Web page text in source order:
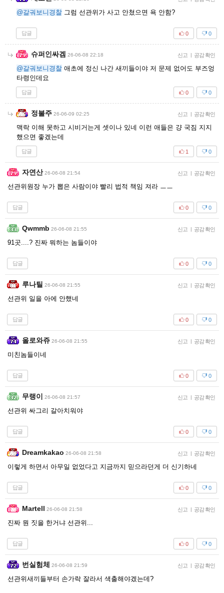
@갈궈보니경찰 그럼 선관위가 사고 안쳤으면 욕 안함?
답글 0
0
슈퍼인싸겜 26-06-08 22:18 신고 | 공감 확인
@갈궈보니경찰 애초에 정신 나간 새끼들이야 저 문제 없어도 부즈엉
타령인데요
답글 0
0
정불주 26-06-09 02:25 신고 | 공감 확인
맥락 이해 못하고 시비거는게 셋이나 있네 이런 애들은 걍 국짐 지지
했으면 좋겠는데
답글 0
1
자연산 26-06-08 21:54 신고 | 공감 확인
선관위원장 누가 뽑은 사람이야 빨리 법적 책임 져라 ㅡㅡ
답글 0
0
Qwmmb 26-06-08 21:55 신고 | 공감 확인
91곳....? 진짜 뭐하는 놈들이야
답글 0
0
루나틸 26-06-08 21:55 신고 | 공감 확인
선관위 일을 아에 안했네
답글 0
0
올로와쥬 26-06-08 21:55 신고 | 공감 확인
미친놈들이네
답글 0
0
무랭이 26-06-08 21:57 신고 | 공감 확인
선관위 싸그리 갈아치워야
답글 0
0
Dreamkakao 26-06-08 21:58 신고 | 공감 확인
이렇게 하면서 아무일 없었다고 지금까지 믿으라던게 더 신기하네
답글 0
0
Martell 26-06-08 21:58 신고 | 공감 확인
진짜 뭔 짓을 한거냐 선관위...
답글 0
0
번실험체 26-06-08 21:59 신고 | 공감 확인
선관위새끼들부터 손가락 잘라서 색출해야겠는데?